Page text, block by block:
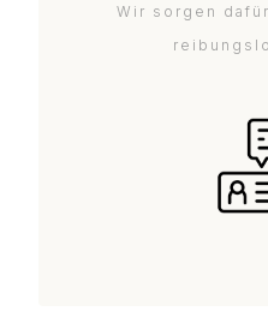
Wir sorgen